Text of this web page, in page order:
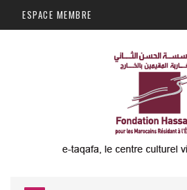
Aller au contenu principal
ESPACE MEMBRE